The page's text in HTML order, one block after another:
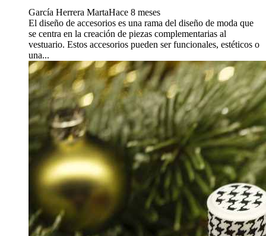
García Herrera MartaHace 8 meses
El diseño de accesorios es una rama del diseño de moda que
se centra en la creación de piezas complementarias al
vestuario. Estos accesorios pueden ser funcionales, estéticos o
una...